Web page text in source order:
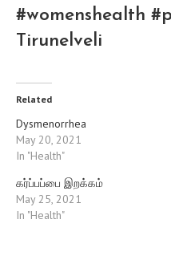
#womenshealth
Tirunelveli
Related
Dysmenorrhea
May 20, 2021
In "Health"
கர்ப்பப்பை இறக்கம்
May 25, 2021
In "Health"